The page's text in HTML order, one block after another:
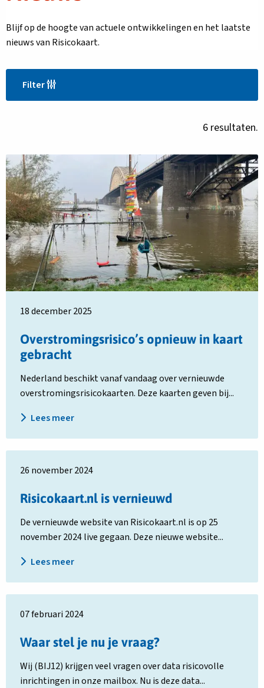
Blijf op de hoogte van actuele ontwikkelingen en het laatste
nieuws van Risicokaart.
Filter
6 resultaten.
Overstromingsrisico’s opnieuw in kaart
gebracht
18 december 2025
Nederland beschikt vanaf vandaag over vernieuwde
overstromingsrisicokaarten. Deze kaarten geven bij...
Lees meer
Lees
meer
over
Overstromingsrisico’s
opnieuw
in
kaart
gebracht
Risicokaart.nl is vernieuwd
26 november 2024
De vernieuwde website van Risicokaart.nl is op 25
november 2024 live gegaan. Deze nieuwe website...
Lees meer
meer
Risicokaart.nl
vernieuwd
Waar stel je nu je vraag?
07 februari 2024
Wij (BIJ12) krijgen veel vragen over data risicovolle
inrichtingen in onze mailbox. Nu is deze data...
meer
Waar